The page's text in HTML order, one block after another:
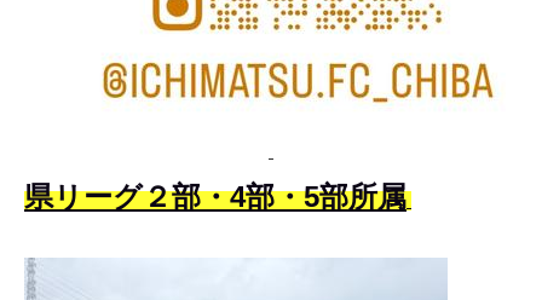
県リーグ２部・4部・5部所属